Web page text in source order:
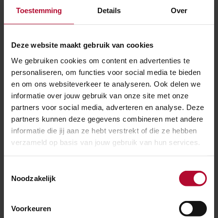
Toestemming Details Over
Deze website maakt gebruik van cookies
We gebruiken cookies om content en advertenties te
personaliseren, om functies voor social media te bieden
en om ons websiteverkeer te analyseren. Ook delen we
informatie over jouw gebruik van onze site met onze
partners voor social media, adverteren en analyse. Deze
partners kunnen deze gegevens combineren met andere
informatie die jij aan ze hebt verstrekt of die ze hebben
verzameld op basis van jouw gebruik van hun services.
Noodzakelijk
Voorkeuren
Treinen rijden weer tussen Groningen en